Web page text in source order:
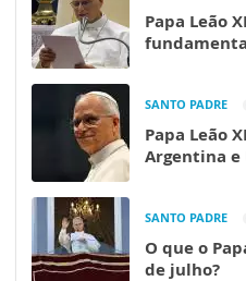
Papa Leão
SANTO PADRE
Papa Leão
Argentina e
SANTO PADRE
O que o
de julho?